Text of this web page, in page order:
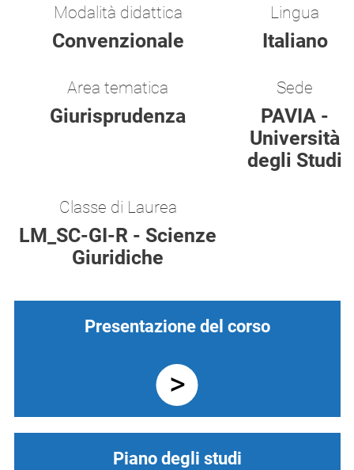
Modalità didattica
Convenzionale
Lingua
Italiano
Area tematica
Giurisprudenza
Sede
PAVIA -
Università
degli Studi
Classe di Laurea
LM_SC-GI-R - Scienze
Giuridiche
Presentazione del corso
Piano degli studi